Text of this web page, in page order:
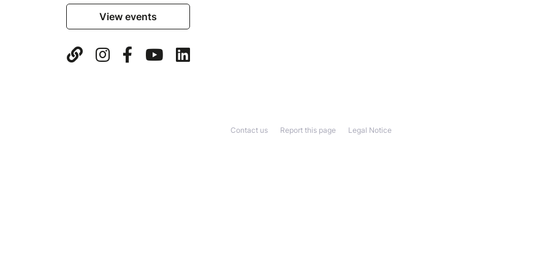
View events
Legal Notice
Report this page
Contact us